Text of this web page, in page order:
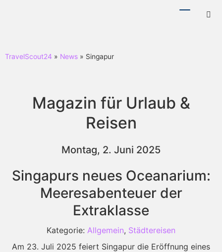
TravelScout24 » News » Singapur
Magazin für Urlaub &
Reisen
Montag, 2. Juni 2025
Singapurs neues Oceanarium:
Meeresabenteuer der
Extraklasse
Kategorie: Allgemein, Städtereisen
Am 23. Juli 2025 feiert Singapur die Eröffnung eines